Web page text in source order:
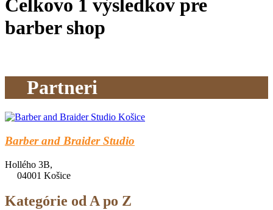
Celkovo 1 výsledkov pre
barber shop
Partneri
Barber and Braider Studio
Hollého 3B,
04001 Košice
Kategórie od A po Z